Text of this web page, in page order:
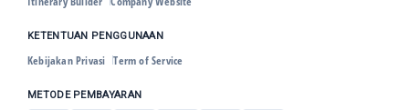
KETENTUAN PENGGUNAAN
Kebijakan Privasi Term of Service
METODE PEMBAYARAN